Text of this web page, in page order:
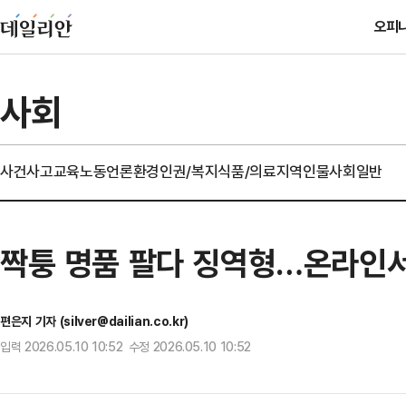
오피
사회
사건사고교육노동언론환경인권/복지식품/의료지역인물사회일반
짝퉁 명품 팔다 징역형…온라인
편은지 기자 (silver@dailian.co.kr)
입력 2026.05.10 10:52 수정 2026.05.10 10:52